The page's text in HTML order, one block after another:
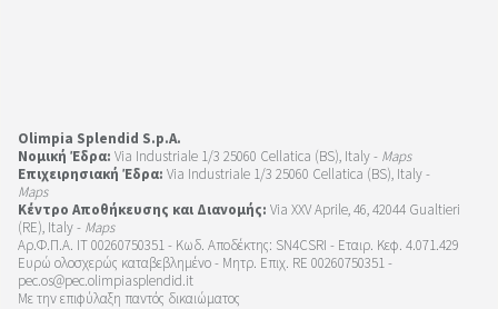
Olimpia Splendid S.p.A.
Νομική Έδρα: Via Industriale 1/3 25060 Cellatica (BS), Italy - Maps
Επιχειρησιακή Έδρα: Via Industriale 1/3 25060 Cellatica (BS), Italy -
Maps
Κέντρο Αποθήκευσης και Διανομής: Via XXV Aprile, 46, 42044 Gualtieri
(RE), Italy - Maps
Αρ.Φ.Π.Α. IT 00260750351 - Κωδ. Αποδέκτης: SN4CSRI - Εταιρ. Κεφ. 4.071.429
Ευρώ ολοσχερώς καταβεβλημένο - Μητρ. Επιχ. RE 00260750351 -
pec.os@pec.olimpiasplendid.it
Με την επιφύλαξη παντός δικαιώματος